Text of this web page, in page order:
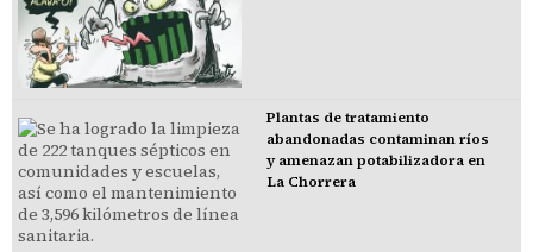
Plantas de tratamiento
abandonadas contaminan ríos
y amenazan potabilizadora en
La Chorrera